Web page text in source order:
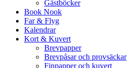
Gästböcker
Book Nook
Far & Flyg
Kalendrar
Kort & Kuvert
Brevpapper
Brevpåsar och provsäckar
Finpapper och kuvert